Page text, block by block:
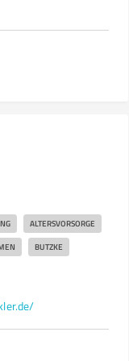
ALTERSVORSORGE
BUTZKE